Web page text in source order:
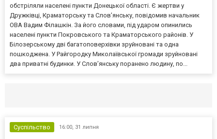
обстріляли населені пункти Донецької області. Є жертви у
Дружківці, Краматорську та Слов’янську, повідомив начальник
ОВА Вадим Філашкін. За його словами, під ударом опинились
населені пункти Покровського та Краматорського районів. У
Білозерському дві багатоповерхівки зруйновані та одна
пошкоджена. У Райгородку Миколаївської громади зруйновані
два приватні будинки. У Слов’янську поранено людину, по...
Суспільство 16:00, 31 липня